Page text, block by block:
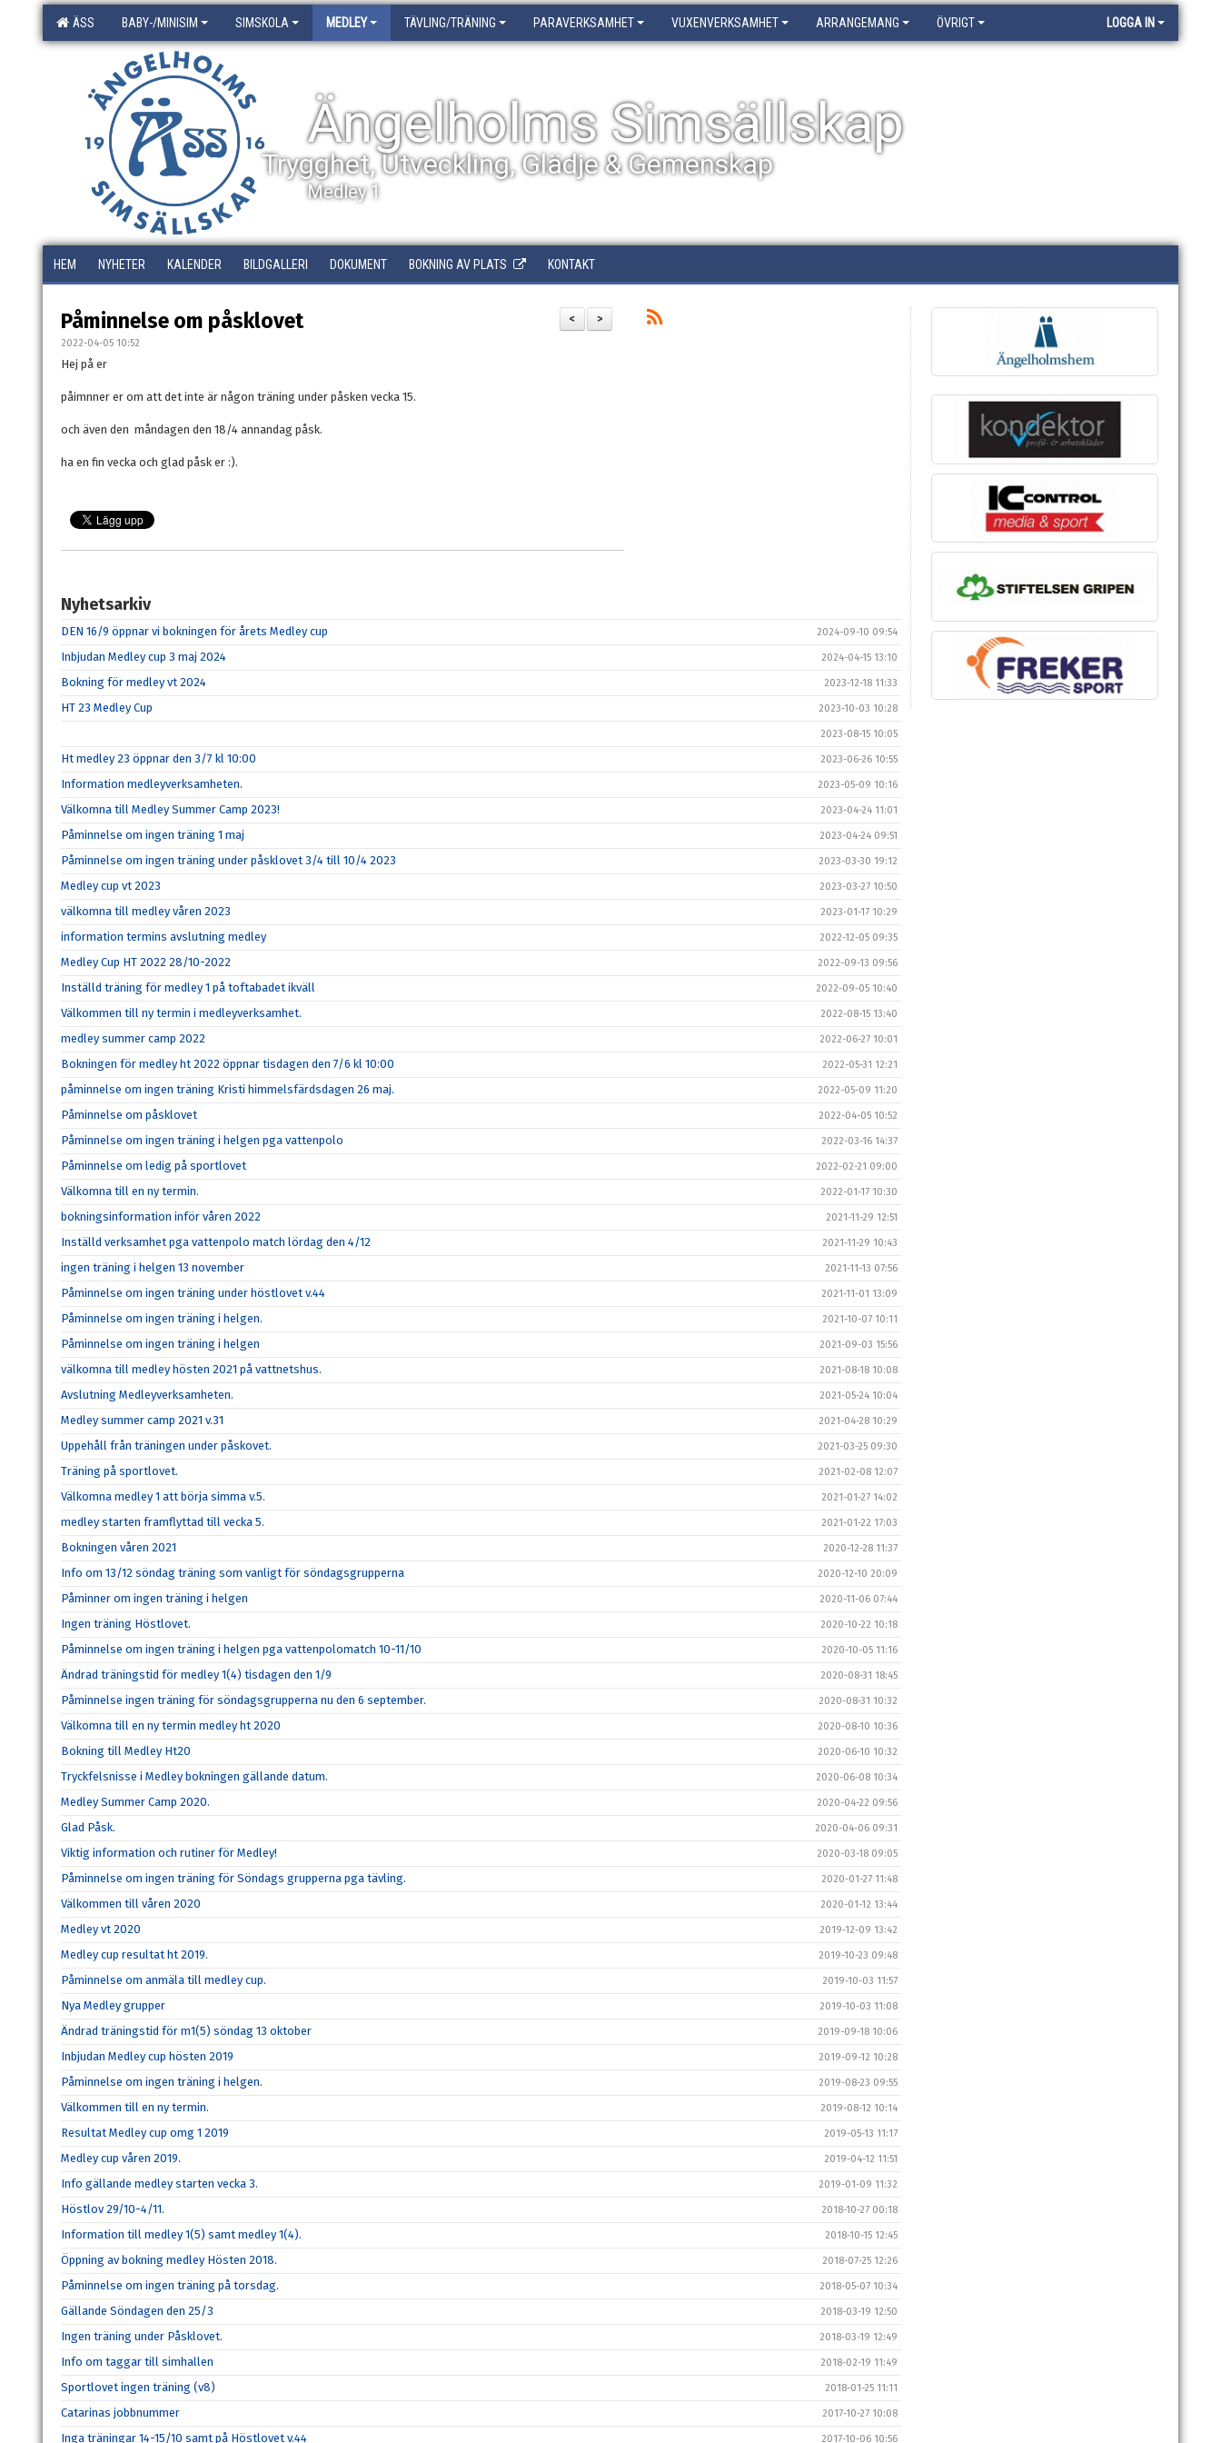
ÄSS BABY-/MINISIM SIMSKOLA MEDLEY TÄVLING/TRÄNING PARAVERKSAMHET VUXENVERKSAMHET ARRANGEMANG ÖVRIGT LOGGA IN
Ängelholms Simsällskap
Trygghet, Utveckling, Glädje & Gemenskap
Medley 1
HEM NYHETER KALENDER BILDGALLERI DOKUMENT BOKNING AV PLATS KONTAKT
>
<
Påminnelse om påsklovet
2022-04-05 10:52
Hej på er
påimnner er om att det inte är någon träning under påsken vecka 15.
och även den måndagen den 18/4 annandag påsk.
ha en fin vecka och glad påsk er :).
Nyhetsarkiv
DEN 16/9 öppnar vi bokningen för årets Medley cup 2024-09-10 09:54
Inbjudan Medley cup 3 maj 2024 2024-04-15 13:10
Bokning för medley vt 2024 2023-12-18 11:33
HT 23 Medley Cup 2023-10-03 10:28
2023-08-15 10:05
Ht medley 23 öppnar den 3/7 kl 10:00 2023-06-26 10:55
Information medleyverksamheten. 2023-05-09 10:16
Välkomna till Medley Summer Camp 2023! 2023-04-24 11:01
Påminnelse om ingen träning 1 maj 2023-04-24 09:51
Påminnelse om ingen träning under påsklovet 3/4 till 10/4 2023 2023-03-30 19:12
Medley cup vt 2023 2023-03-27 10:50
välkomna till medley våren 2023 2023-01-17 10:29
information termins avslutning medley 2022-12-05 09:35
Medley Cup HT 2022 28/10-2022 2022-09-13 09:56
Inställd träning för medley 1 på toftabadet ikväll 2022-09-05 10:40
Välkommen till ny termin i medleyverksamhet. 2022-08-15 13:40
medley summer camp 2022 2022-06-27 10:01
Bokningen för medley ht 2022 öppnar tisdagen den 7/6 kl 10:00 2022-05-31 12:21
påminnelse om ingen träning Kristi himmelsfärdsdagen 26 maj. 2022-05-09 11:20
Påminnelse om påsklovet 2022-04-05 10:52
Påminnelse om ingen träning i helgen pga vattenpolo 2022-03-16 14:37
Påminnelse om ledig på sportlovet 2022-02-21 09:00
Välkomna till en ny termin. 2022-01-17 10:30
bokningsinformation inför våren 2022 2021-11-29 12:51
Inställd verksamhet pga vattenpolo match lördag den 4/12 2021-11-29 10:43
ingen träning i helgen 13 november 2021-11-13 07:56
Påminnelse om ingen träning under höstlovet v.44 2021-11-01 13:09
Påminnelse om ingen träning i helgen. 2021-10-07 10:11
Påminnelse om ingen träning i helgen 2021-09-03 15:56
välkomna till medley hösten 2021 på vattnetshus. 2021-08-18 10:08
Avslutning Medleyverksamheten. 2021-05-24 10:04
Medley summer camp 2021 v.31 2021-04-28 10:29
Uppehåll från träningen under påskovet. 2021-03-25 09:30
Träning på sportlovet. 2021-02-08 12:07
Välkomna medley 1 att börja simma v.5. 2021-01-27 14:02
medley starten framflyttad till vecka 5. 2021-01-22 17:03
Bokningen våren 2021 2020-12-28 11:37
Info om 13/12 söndag träning som vanligt för söndagsgrupperna 2020-12-10 20:09
Påminner om ingen träning i helgen 2020-11-06 07:44
Ingen träning Höstlovet. 2020-10-22 10:18
Påminnelse om ingen träning i helgen pga vattenpolomatch 10-11/10 2020-10-05 11:16
Ändrad träningstid för medley 1(4) tisdagen den 1/9 2020-08-31 18:45
Påminnelse ingen träning för söndagsgrupperna nu den 6 september. 2020-08-31 10:32
Välkomna till en ny termin medley ht 2020 2020-08-10 10:36
Bokning till Medley Ht20 2020-06-10 10:32
Tryckfelsnisse i Medley bokningen gällande datum. 2020-06-08 10:34
Medley Summer Camp 2020. 2020-04-22 09:56
Glad Påsk. 2020-04-06 09:31
Viktig information och rutiner för Medley! 2020-03-18 09:05
Påminnelse om ingen träning för Söndags grupperna pga tävling. 2020-01-27 11:48
Välkommen till våren 2020 2020-01-12 13:44
Medley vt 2020 2019-12-09 13:42
Medley cup resultat ht 2019. 2019-10-23 09:48
Påminnelse om anmäla till medley cup. 2019-10-03 11:57
Nya Medley grupper 2019-10-03 11:08
Ändrad träningstid för m1(5) söndag 13 oktober 2019-09-18 10:06
Inbjudan Medley cup hösten 2019 2019-09-12 10:28
Påminnelse om ingen träning i helgen. 2019-08-23 09:55
Välkommen till en ny termin. 2019-08-12 10:14
Resultat Medley cup omg 1 2019 2019-05-13 11:17
Medley cup våren 2019. 2019-04-12 11:51
Info gällande medley starten vecka 3. 2019-01-09 11:32
Höstlov 29/10-4/11. 2018-10-27 00:18
Information till medley 1(5) samt medley 1(4). 2018-10-15 12:45
Öppning av bokning medley Hösten 2018. 2018-07-25 12:26
Påminnelse om ingen träning på torsdag. 2018-05-07 10:34
Gällande Söndagen den 25/3 2018-03-19 12:50
Ingen träning under Påsklovet. 2018-03-19 12:49
Info om taggar till simhallen 2018-02-19 11:49
Sportlovet ingen träning (v8) 2018-01-25 11:11
Catarinas jobbnummer 2017-10-27 10:08
Inga träningar 14-15/10 samt på Höstlovet v.44 2017-10-06 10:56